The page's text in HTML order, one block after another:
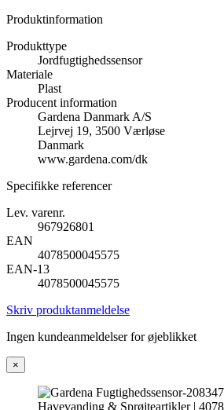
Produktinformation
Produkttype
Jordfugtighedssensor
Materiale
Plast
Producent information
Gardena Danmark A/S
Lejrvej 19, 3500 Værløse
Danmark
www.gardena.com/dk
Specifikke referencer
Lev. varenr.
967926801
EAN
4078500045575
EAN-13
4078500045575
Skriv produktanmeldelse
Ingen kundeanmeldelser for øjeblikket
×